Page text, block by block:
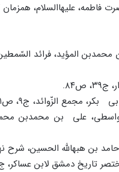
فاطمه، علیهاالسلام،
محمدبن المؤید، فرائد
ص۸۴.
للخوارزمى، ص۷۶ و الواسطى،
هبهاللَّه الحسین، شرح نهج
دمشق لابن عساکر، ج۱۷،